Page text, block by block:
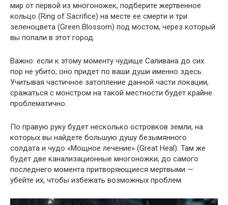
мир от первой из многоножек, подберите жертвенное
кольцо (Ring of Sacrifice) на месте ее смерти и три
зеленоцвета (Green Blossom) под мостом, через который
вы попали в этот город.
Важно: если к этому моменту чудище Саливана до сих
пор не убито, оно придет по ваши души именно здесь.
Учитывая частичное затопление данной части локации,
сражаться с монстром на такой местности будет крайне
проблематично.
По правую руку будет несколько островков земли, на
которых вы найдете большую душу безымянного
солдата и чудо «Мощное лечение» (Great Heal). Там же
будет две канализационные многоножки, до самого
последнего момента притворяющиеся мертвыми —
убейте их, чтобы избежать возможных проблем.